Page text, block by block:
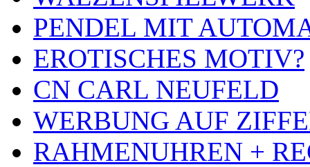
PENDEL MIT
EROTISCHES MOTIV?
CN CARL NEUFELD
WERBUNG AUF
RAHMENUHREN +